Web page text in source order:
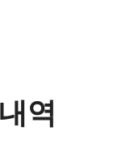
역